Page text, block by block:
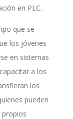
en PLC.
que se
los jóvenes
en sistemas
a los
los
pueden
propios